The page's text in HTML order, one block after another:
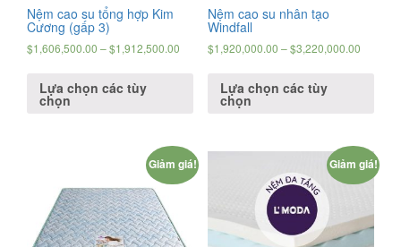
Nệm cao su tổng hợp Kim
Cương (gấp 3)
$1,606,500.00 –$1,912,500.00
Lựa chọn các tùy
chọn
Nệm cao su nhân tạo
Windfall
$1,920,000.00 –$3,220,000.00
Lựa chọn các tùy
chọn
Giảm giá! Giảm giá!